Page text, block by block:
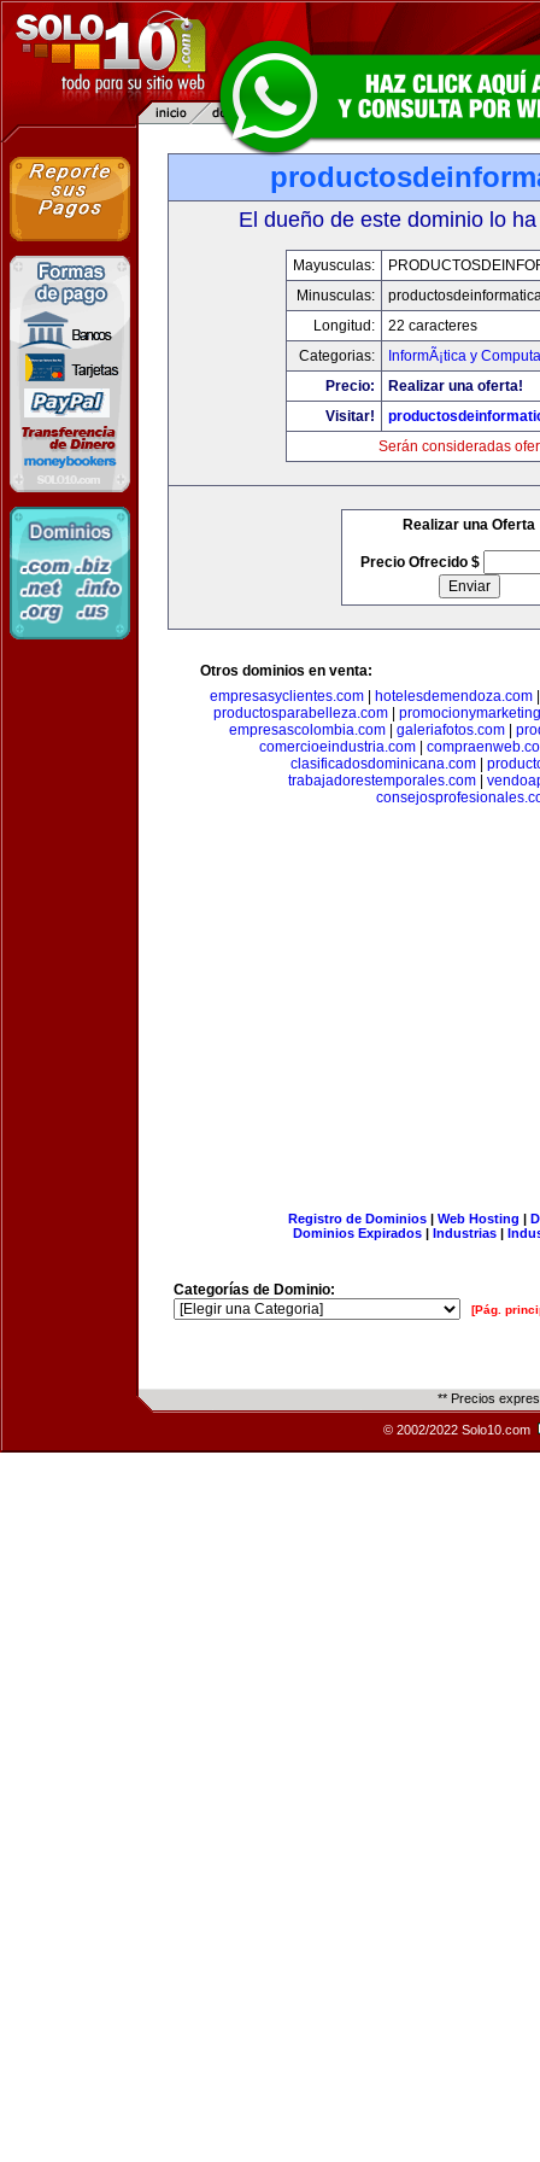
El dueño de este dominio lo
Mayusculas:
Minusculas:
Longitud:
22 caracteres
Categorias:
InformÃ¡tica y
Precio:
Realizar una oferta!
Visitar!
Serán consideradas
Realizar una Oferta
Precio Ofrecido $
Otros dominios en venta:
empresasyclientes.com
hotelesdemendoza.com
productosparabelleza.com
empresascolombia.com
galeriafotos.com
comercioeindustria.com|
clasificadosdominicana.com
trabajadorestemporales.com
Registro de Dominios| Web Hosting |
Dominios Expirados | Industrias |
Categorías de Dominio:
[Pág.
** Precios
© 2002/2022 Solo10.com